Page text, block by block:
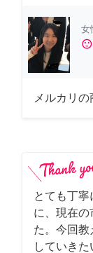
女
sentiment_satisfied
メルカリ
とても丁
に、現在の
た。今回教
していきた